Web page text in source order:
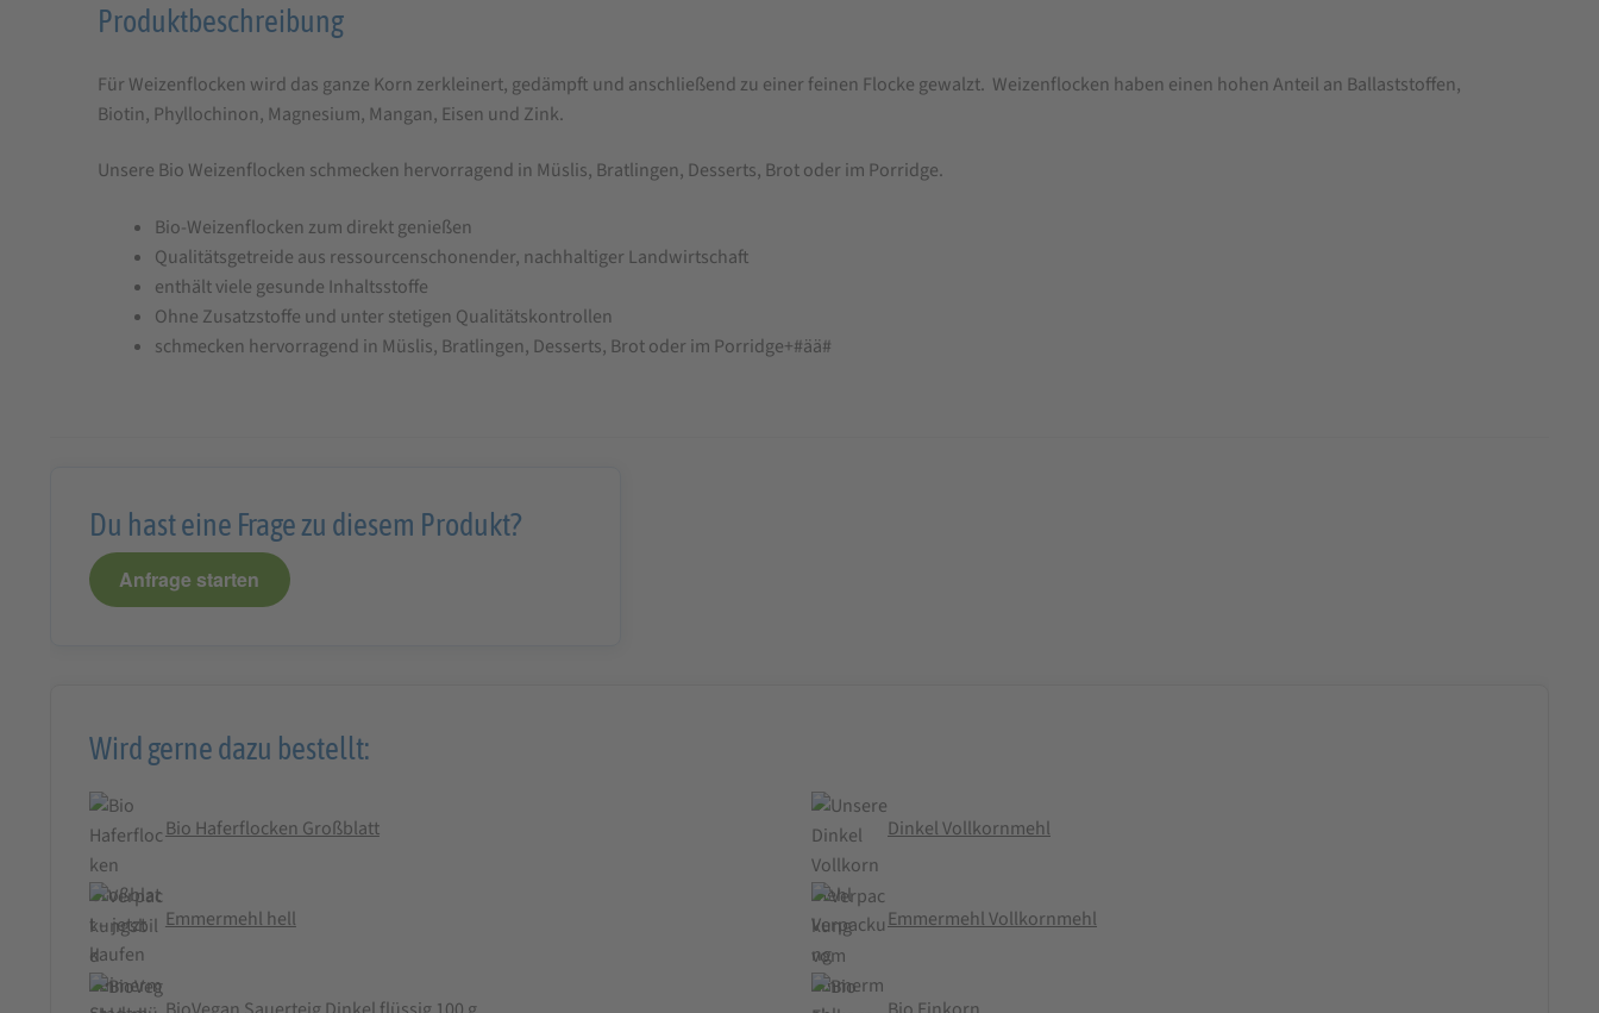
Produktbeschreibung
Bio
Weizenflocken
Produktbeschreibung
Für Weizenflocken wird das ganze Korn zerkleinert, gedämpft und anschließend zu einer feinen Flocke gewalzt. Weizenflocken haben einen hohen Anteil an Ballaststoffen,
Biotin, Phyllochinon, Magnesium, Mangan, Eisen und Zink.
Unsere Bio Weizenflocken schmecken hervorragend in Müslis, Bratlingen, Desserts, Brot oder im Porridge.
Bio-Weizenflocken zum direkt genießen
Qualitätsgetreide aus ressourcenschonender, nachhaltiger Landwirtschaft
enthält viele gesunde Inhaltsstoffe
Ohne Zusatzstoffe und unter stetigen Qualitätskontrollen
schmecken hervorragend in Müslis, Bratlingen, Desserts, Brot oder im Porridge+#ää#
Du hast eine Frage zu diesem Produkt?
Anfrage starten
Wird gerne dazu bestellt:
Bio Haferflocken Großblatt Dinkel Vollkornmehl
Emmermehl hell Emmermehl Vollkornmehl